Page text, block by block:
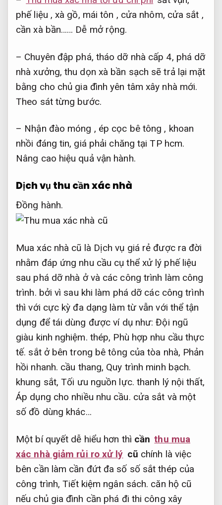
phế liệu , xà gồ, mái tôn , cửa nhôm, cửa sắt ,
cần xà bần…… Dễ mở rộng.
– Chuyên đập phá, tháo dỡ nhà cấp 4, phá dỡ
nhà xưởng, thu dọn xà bần sạch sẽ trả lại mặt
bằng cho chủ gia đình yên tâm xây nhà mới.
Theo sát từng bước.
– Nhận đào móng , ép cọc bê tông , khoan
nhồi đáng tin, giá phải chăng tại TP hcm.
Nâng cao hiệu quả vận hành.
Dịch vụ thu cần xác nhà
Đồng hành.
Mua xác nhà cũ là Dịch vụ giá rẻ được ra đời
nhằm đáp ứng nhu cầu cụ thể xử lý phế liệu
sau phá dỡ nhà ở và các công trình làm công
trình. bởi vì sau khi làm phá dỡ các công trình
thì với cực kỳ đa dạng làm từ vẫn với thể tận
dụng để tái dùng được ví dụ như:Đội ngũ
giàu kinh nghiệm. thép, Phù hợp nhu cầu thực
tế. sắt ở bên trong bê tông của tòa nhà, Phản
hồi nhanh. cầu thang, Quy trình minh bạch.
khung sắt,Tối ưu nguồn lực. thanh lý nội thất,
Áp dụng cho nhiều nhu cầu. cửa sắt và một
số đồ dùng khác…
Một bí quyết dễ hiểu hơn thì cần thu mua
xác nhà giảm rủi ro xử lý cũ chính là việc
bên cần làm cần đứt đa số số sắt thép của
công trình,Tiết kiệm ngân sách. căn hộ cũ
nếu chủ gia đình cần phá đi thi công xây